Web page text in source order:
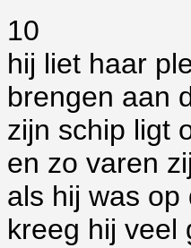
10
hij liet haar
brengen aan
zijn schip ligt
en zo varen
als hij was op
kreeg hij veel